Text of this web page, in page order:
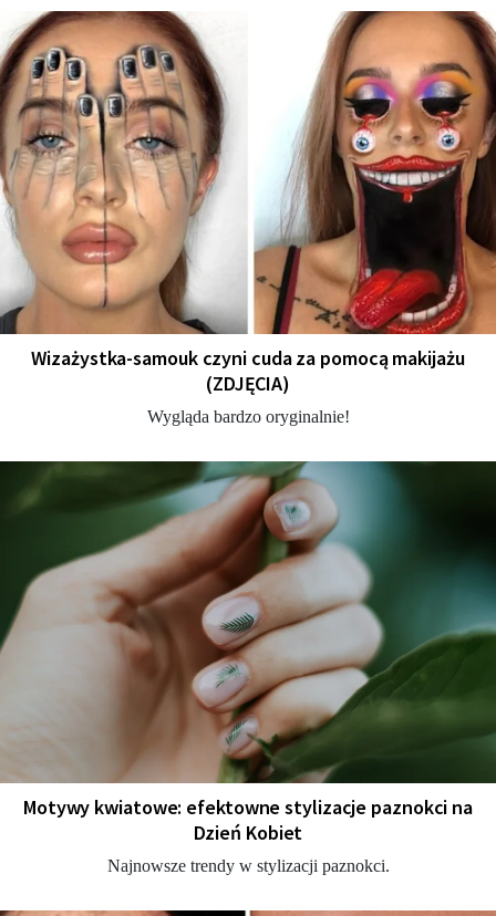
Wizażystka-samouk czyni cuda za pomocą makijażu
(ZDJĘCIA)
Wygląda bardzo oryginalnie!
Motywy kwiatowe: efektowne stylizacje paznokci na
Dzień Kobiet
Najnowsze trendy w stylizacji paznokci.